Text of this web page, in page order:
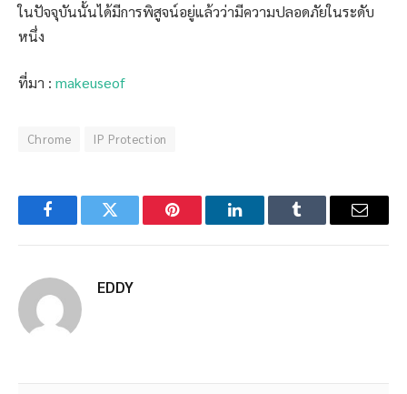
ในปัจจุบันนั้นได้มีการพิสูจน์อยู่แล้วว่ามีความปลอดภัยในระดับ
หนึ่ง
ที่มา : makeuseof
Chrome IP Protection
FacebookTwitter Pinterest LinkedInTumblr Email
EDDY